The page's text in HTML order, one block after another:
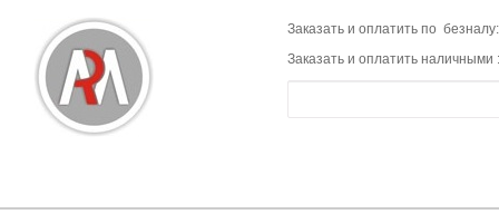
Заказать и оплатить по
Заказать и оплатить наличными